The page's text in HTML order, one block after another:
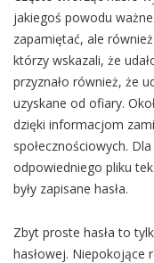
jakiegoś powodu
zapamiętać, ale
którzy wskazali, że
przyznało również, że
uzyskane od ofiary.
dzięki informacjom
społecznościowych.
odpowiedniego pliku
były zapisane hasła.
Zbyt proste hasła to
hasłowej. Niepokojące